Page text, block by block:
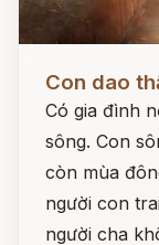
Con dao
Có gia đình
sông. Con
còn mùa
người con
người cha